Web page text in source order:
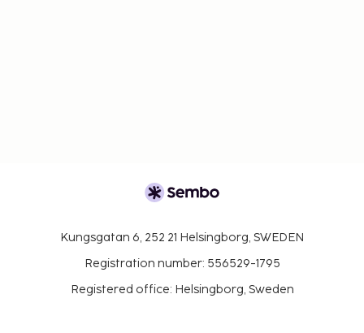
Kungsgatan 6, 252 21 Helsingborg, SWEDEN
Registration number: 556529-1795
Registered office: Helsingborg, Sweden